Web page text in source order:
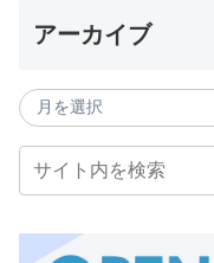
アーカイブ